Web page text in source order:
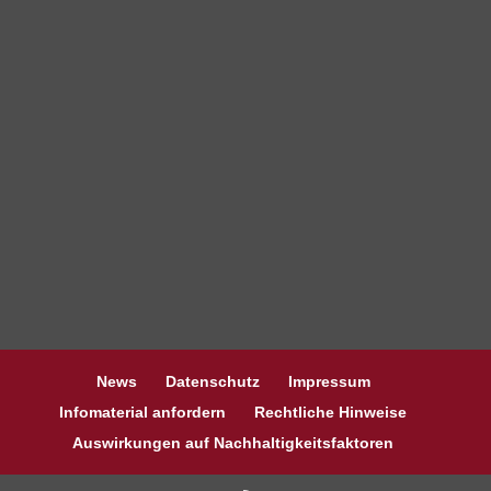
News Datenschutz
Impressum
Infomaterial anfordern
Rechtliche Hinweise
Auswirkungen auf Nachhaltigkeitsfaktoren